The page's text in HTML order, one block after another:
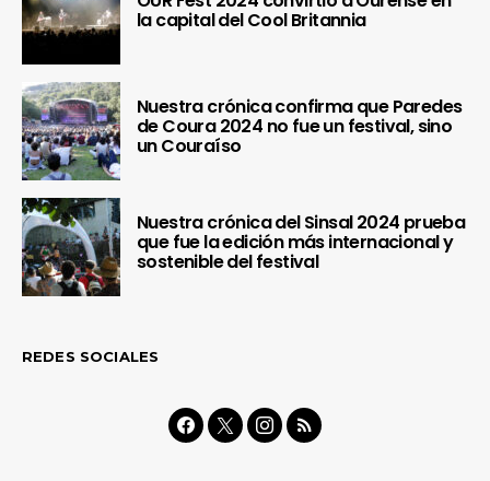
la capital del Cool Britannia
Nuestra crónica confirma que Paredes
de Coura 2024 no fue un festival, sino
un Couraíso
Nuestra crónica del Sinsal 2024 prueba
que fue la edición más internacional y
sostenible del festival
REDES SOCIALES